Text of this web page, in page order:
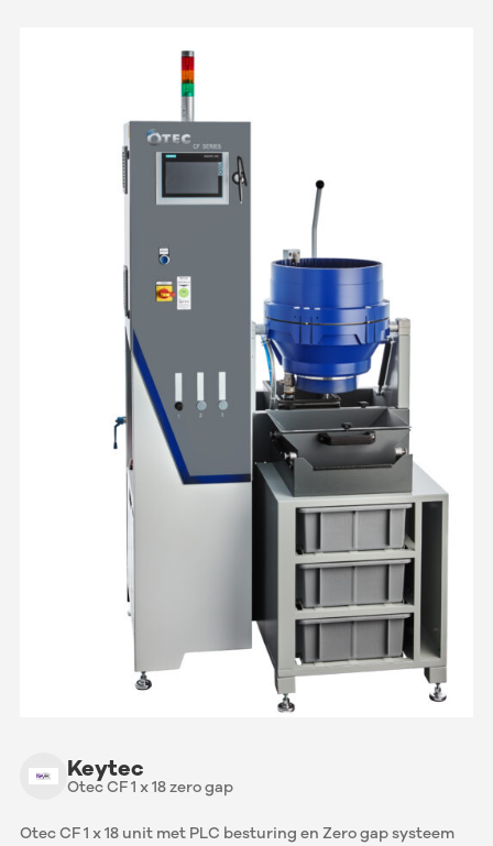
Keytec
Otec CF 1 x 18 zero gap
Otec CF 1 x 18 unit met PLC besturing en Zero gap systeem